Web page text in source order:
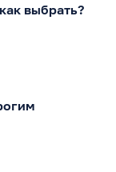
выбрать?